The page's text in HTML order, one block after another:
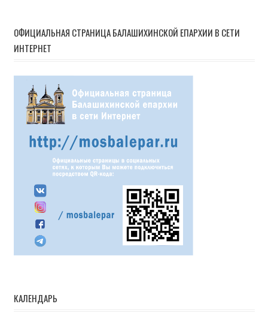
ОФИЦИАЛЬНАЯ СТРАНИЦА БАЛАШИХИНСКОЙ ЕПАРХИИ В СЕТИ
ИНТЕРНЕТ
КАЛЕНДАРЬ